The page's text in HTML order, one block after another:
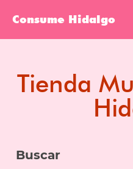
Consume Hidalgo
Tienda
Buscar